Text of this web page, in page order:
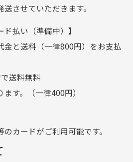
社一条
ゆうちょ銀行
八（読みヨンナナハチ）
させていただきます。
払い（準備中）】
金と送料（一律800円）をお支払
送料無料
す。（一律400円）
のカードがご利用可能です。